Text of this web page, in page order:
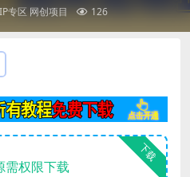
专区网创项目 126
下载
需权限下载